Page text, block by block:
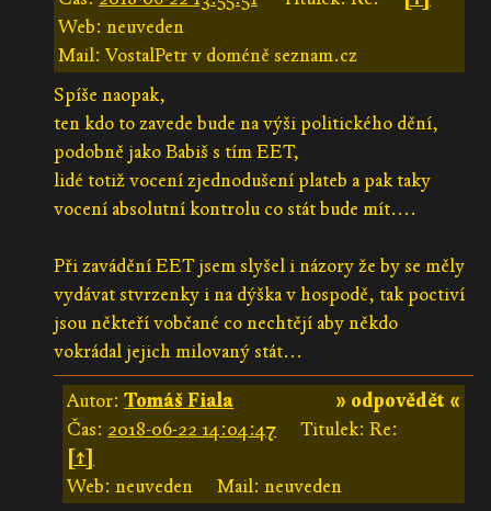
Web: neuveden
Mail: VostalPetr v doméně seznam.cz
Spíše naopak,
ten kdo to zavede bude na výši politického dění,
podobně jako Babiš s tím EET,
lidé totiž vocení zjednodušení plateb a pak taky
vocení absolutní kontrolu co stát bude mít....
Při zavádění EET jsem slyšel i názory že by se měly
vydávat stvrzenky i na dýška v hospodě, tak poctiví
jsou někteří vobčané co nechtějí aby někdo
vokrádal jejich milovaný stát...
» odpovědět «
Autor:Tomáš Fiala
Čas: 2018-06-22 14:04:47
Titulek: Re:
[↑]
Web: neuveden
Mail: neuveden